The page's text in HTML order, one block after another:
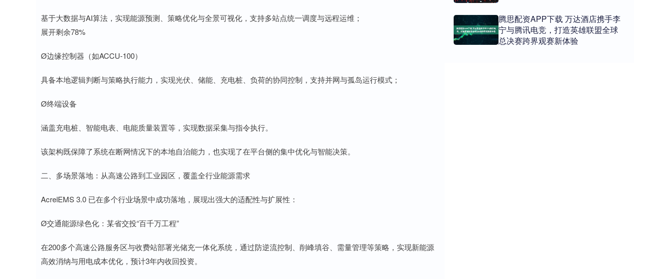
基于大数据与AI算法，实现能源预测、策略优化与全景可视化，支持多站点统一调度与远程运维；
展开剩余78%
Ø边缘控制器（如ACCU-100）
具备本地逻辑判断与策略执行能力，实现光伏、储能、充电桩、负荷的协同控制，支持并网与孤岛运行模式；
Ø终端设备
涵盖充电桩、智能电表、电能质量装置等，实现数据采集与指令执行。
该架构既保障了系统在断网情况下的本地自治能力，也实现了在平台侧的集中优化与智能决策。
二、多场景落地：从高速公路到工业园区，覆盖全行业能源需求
AcrelEMS 3.0 已在多个行业场景中成功落地，展现出强大的适配性与扩展性：
Ø交通能源绿色化：某省交投“百千万工程”
在200多个高速公路服务区与收费站部署光储充一体化系统，通过防逆流控制、削峰填谷、需量管理等策略，实现新能源
高效消纳与用电成本优化，预计3年内收回投资。
腾思配资APP下载 万达酒店携手李
宁与腾讯电竞，打造英雄联盟全球
总决赛跨界观赛新体验